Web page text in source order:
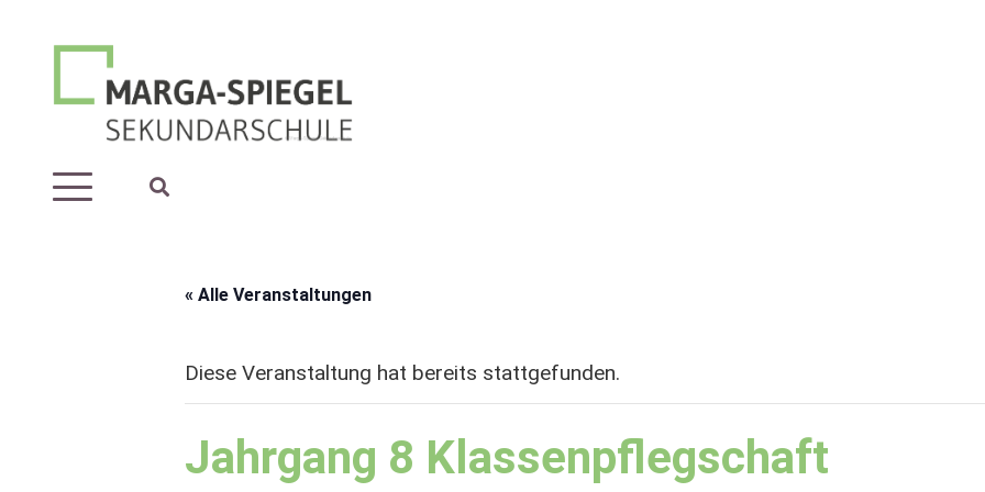
« Alle Veranstaltungen
Diese Veranstaltung hat bereits stattgefunden.
Jahrgang 8 Klassenpflegschaft